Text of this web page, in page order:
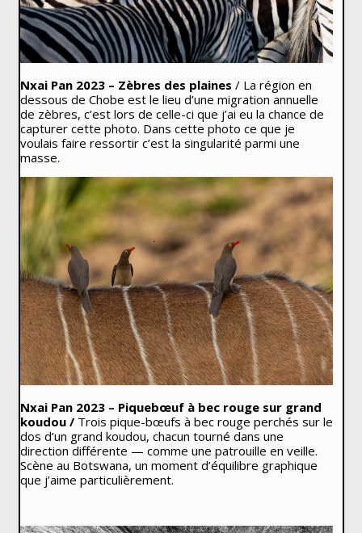
Nxai Pan 2023 – Zèbres des plaines / La région en
dessous de Chobe est le lieu d’une migration annuelle
de zèbres, c’est lors de celle-ci que j’ai eu la chance de
capturer cette photo. Dans cette photo ce que je
voulais faire ressortir c’est la singularité parmi une
masse.
Nxai Pan 2023 – Piquebœuf à bec rouge sur grand
koudou / Trois pique-bœufs à bec rouge perchés sur le
dos d’un grand koudou, chacun tourné dans une
direction différente — comme une patrouille en veille.
Scène au Botswana, un moment d’équilibre graphique
que j’aime particulièrement.